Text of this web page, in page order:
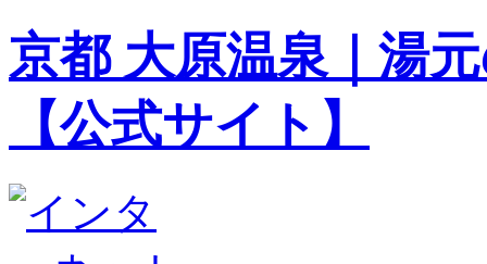
京都 大原温泉｜湯
【公式サイト】